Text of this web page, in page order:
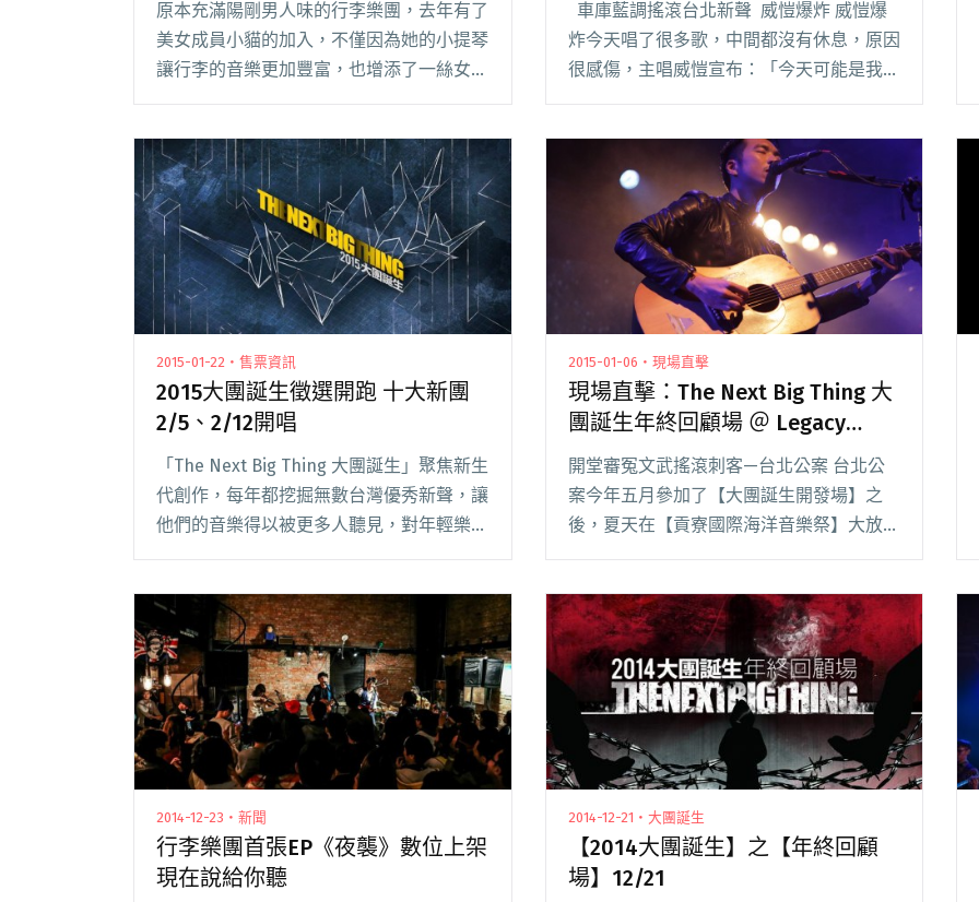
原本充滿陽剛男人味的行李樂團，去年有了
美女成員小貓的加入，不僅因為她的小提琴
讓行李的音樂更加豐富，也增添了一絲女性
出。 隨著雙魚月的到來，前陣子都是雙魚
座的成員們紛閱讀全文 "生日月有喜有悲 行
李忍痛告別日本人妻"
車庫藍調搖滾台北新聲 威愷爆炸 威愷爆
炸今天唱了很多歌，中間都沒有休息，原因
很感傷，主唱威愷宣布：「今天可能是我們
歌曲演唱一遍。期待他們的歸來。 電氣閱
讀全文 "現場直擊：大團誕生宣示場
1「2015年度十大新團」 ＠ Legacy Taipei"
2015-01-22・售票資訊
2015大團誕生徵選開跑 十大新團
2/5、2/12開唱
「The Next Big Thing 大團誕生」聚焦新生
代創作，每年都挖掘無數台灣優秀新聲，讓
他們的音樂得以被更多人聽見，對年輕樂團
場演出徵選已於 1/21 正式閱讀全文 "2015大
團誕生徵選開跑 十大新團2/5、2/12開唱"
2015-01-06・現場直擊
現場直擊：The Next Big Thing 大
團誕生年終回顧場 ＠ Legacy
Taipei
開堂審冤文武搖滾刺客—台北公案 台北公
案今年五月參加了【大團誕生開發場】之
後，夏天在【貢寮國際海洋音樂祭】大放光
的磨練，四人的默契變得更好，五月時還有
一點每位樂手各閱讀全文 "現場直擊：The
Next Big Thing 大團誕生年終回顧場 ＠
Legacy Taipei"
2014-12-23・新聞
行李樂團首張EP《夜襲》數位上架
現在說給你聽
2014-12-21・大團誕生
【2014大團誕生】之【年終回顧
場】12/21